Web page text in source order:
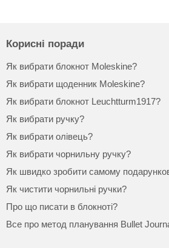
Корисні поради
Як вибрати блокнот Moleskine?
Як вибрати щоденник Moleskine?
Як вибрати блокнот Leuchtturm1917?
Як вибрати ручку?
Як вибрати олівець?
Як вибрати чорнильну ручку?
Як швидко зробити самому
Як чистити чорнильні ручки?
Про що писати в блокноті?
Все про метод планування Bullet